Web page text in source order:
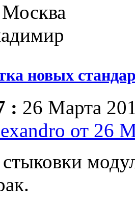
новых
: 26 Марта
от 26